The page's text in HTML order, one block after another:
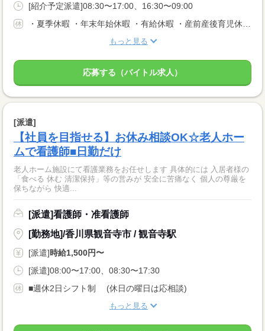
[紹介予定派遣]08:30〜17:00、16:30〜09:00
もっと見る
応募する（バイトル求人）
[派遣]
【社員を目指せる】お休み相談OK☆老人ホー
ムで看護師■日勤だけ
老人ホーム施設にて看護業務をお任せします 具体的には 入居者様の
「食べる 休む 清潔保持」等の営みが 安全に苦痛なく 個人の尊厳を
保ちながら 快適...
[派遣]看護師・准看護師
[勤務地]/香川県観音寺市 / 観音寺駅
[派遣]時給1,500円〜
[派遣]08:00〜17:00、08:30〜17:30
■週休2日シフト制 (休日の曜日は応相談)
もっと見る